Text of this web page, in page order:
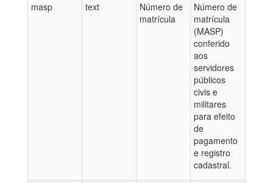
masp
text
Número de
matrícula
Número de
matrícula
(MASP)
conferido
aos
servidores
públicos
civis e
militares
para efeito
de
pagamento
e registro
cadastral.